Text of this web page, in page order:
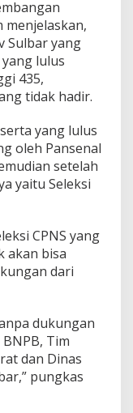
menjelaskan,
Sulbar yang
lulus
435,
tidak hadir.
yang lulus
oleh Pansenal
setelah
yaitu Seleksi
CPNS yang
akan bisa
dari
dukungan
Tim
dan Dinas
pungkas